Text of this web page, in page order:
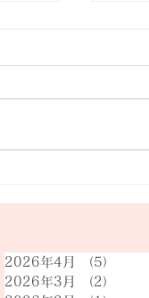
2026年4月 （5）
2026年3月
（2）